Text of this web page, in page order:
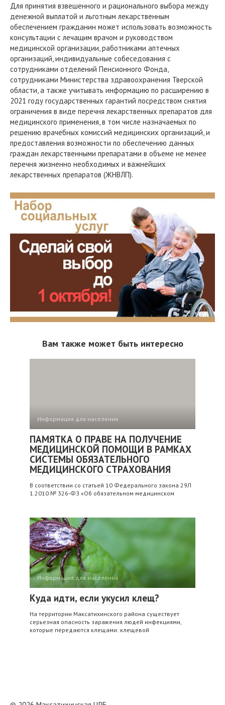
Для принятия взвешенного и рационального выбора между
денежной выплатой и льготным лекарственным
обеспечением гражданин может использовать возможность
консультации с лечащим врачом и руководством
медицинской организации, работниками аптечных
организаций, индивидуальные собеседования с
сотрудниками отделений Пенсионного Фонда,
сотрудниками Министерства здравоохранения Тверской
области, а также учитывать информацию по расширению в
2021 году государственных гарантий посредством снятия
ограничения в виде перечня лекарственных препаратов для
медицинского применения, в том числе назначаемых по
решению врачебных комиссий медицинских организаций, и
предоставления возможности по обеспечению данных
граждан лекарственными препаратами в объеме не менее
перечня жизненно необходимых и важнейших
лекарственных препаратов (ЖНВЛП).
Вам также может быть интересно
Информация для населения
ПАМЯТКА О ПРАВЕ НА ПОЛУЧЕНИЕ
МЕДИЦИНСКОЙ ПОМОЩИ В РАМКАХ
СИСТЕМЫ ОБЯЗАТЕЛЬНОГО
МЕДИЦИНСКОГО СТРАХОВАНИЯ
В соответствии со статьей 10 Федерального закона 29Л
1.2010 № 326-ФЗ «Об обязательном медицинском
Информация для населения
Куда идти, если укусил клещ?
На территории Максатихинского района существует
серьезная опасность заражения людей инфекциями,
которые передаются клещами: клещевой